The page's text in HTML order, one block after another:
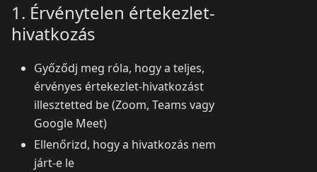
1. Érvénytelen értekezlet-
hivatkozás
Győződj meg róla, hogy a teljes,
érvényes értekezlet-hivatkozást
illesztetted be (Zoom, Teams vagy
Google Meet)
Ellenőrizd, hogy a hivatkozás nem
járt-e le